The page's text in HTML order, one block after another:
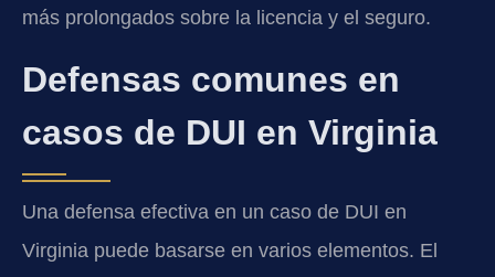
más prolongados sobre la licencia y el seguro.
Defensas comunes en
casos de DUI en Virginia
Una defensa efectiva en un caso de DUI en
Virginia puede basarse en varios elementos. El